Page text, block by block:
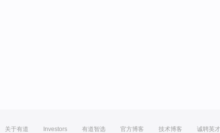
关于有道 Investors 有道智选 官方博客 技术博客 诚聘英才